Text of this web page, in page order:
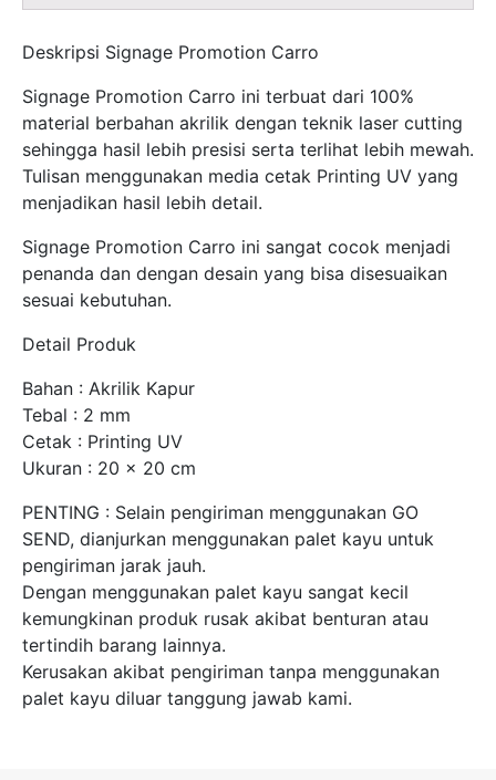
Deskripsi Signage Promotion Carro
Signage Promotion Carro ini terbuat dari 100%
material berbahan akrilik dengan teknik laser cutting
sehingga hasil lebih presisi serta terlihat lebih mewah.
Tulisan menggunakan media cetak Printing UV yang
menjadikan hasil lebih detail.
Signage Promotion Carro ini sangat cocok menjadi
penanda dan dengan desain yang bisa disesuaikan
sesuai kebutuhan.
Detail Produk
Bahan : Akrilik Kapur
Tebal : 2 mm
Cetak : Printing UV
Ukuran : 20 x 20 cm
PENTING : Selain pengiriman menggunakan GO
SEND, dianjurkan menggunakan palet kayu untuk
pengiriman jarak jauh.
Dengan menggunakan palet kayu sangat kecil
kemungkinan produk rusak akibat benturan atau
tertindih barang lainnya.
Kerusakan akibat pengiriman tanpa menggunakan
palet kayu diluar tanggung jawab kami.